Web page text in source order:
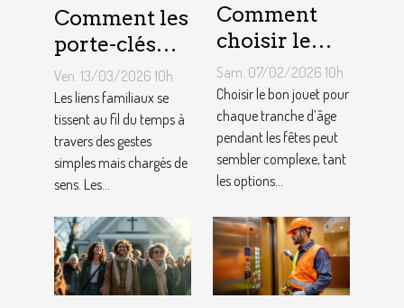
Comment les
porte-clés
personnalisés
peuvent
renforcer les
liens
familiaux ?
Ven. 13/03/2026 10h
Les liens familiaux se
tissent au fil du temps à
travers des gestes
simples mais chargés de
sens. Les...
Comment
choisir le
jouet idéal
pour chaque
âge lors des
fêtes ?
Sam. 07/02/2026 10h
Choisir le bon jouet pour
chaque tranche d’âge
pendant les fêtes peut
sembler complexe, tant
les options...